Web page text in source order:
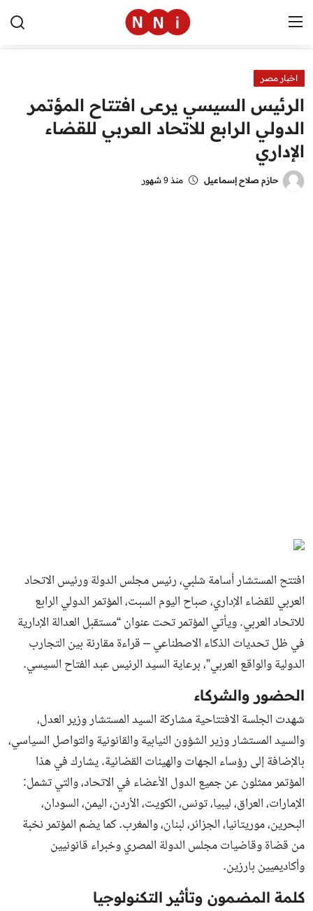
الرئيسية
اخبار مصر
العالم
الرياضة
اخبار مصر
الرئيس السيسي يرعى افتتاح المؤتمر
الدولي الرابع للاتحاد العربي للقضاء
الإداري
حازم صلاح إسماعيل منذ 9 شهور
افتتح المستشار أسامة شلبي، رئيس مجلس الدولة ورئيس الاتحاد
العربي للقضاء الإداري، صباح اليوم السبت، المؤتمر الدولي الرابع
للاتحاد العربي. ويأتي المؤتمر تحت عنوان “مستقبل العدالة الإدارية
في ظل تحديات الذكاء الاصطناعي – قراءة مقارنة بين التجارب
الدولية والواقع العربي”، برعاية السيد الرئيس عبد الفتاح السيسي.
الحضور والشركاء
شهدت الجلسة الافتتاحية مشاركة السيد المستشار وزير العدل،
والسيد المستشار وزير الشؤون النيابية والقانونية والتواصل السياسي،
بالإضافة إلى رؤساء الجهات والهيئات القضائية. يشارك في هذا
المؤتمر ممثلون عن جميع الدول الأعضاء في الاتحاد، والتي تشمل:
الإمارات، العراق، ليبيا، تونس، الكويت، الأردن، اليمن، السودان،
البحرين، موريتانيا، الجزائر، لبنان، والمغرب. كما يضم المؤتمر نخبة
من قضاة وقاضيات مجلس الدولة المصري وخبراء قانونيين
وأكاديميين بارزين.
كلمة المضمون وتأثير التكنولوجيا